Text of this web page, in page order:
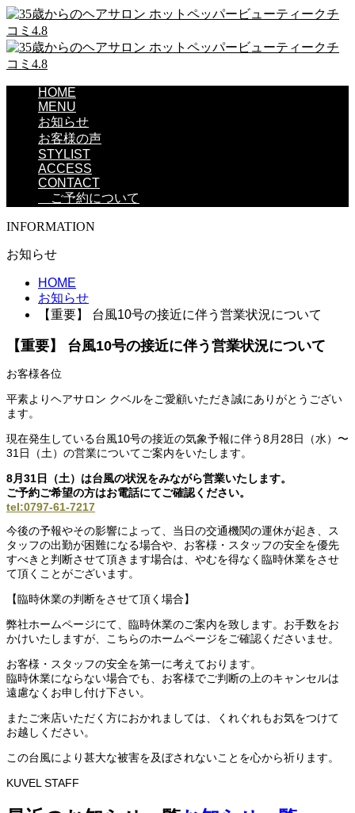
HOME
MENU
お知らせ
お客様の声
STYLIST
ACCESS
CONTACT
ご予約について
INFORMATION
お知らせ
HOME
お知らせ
【重要】 台風10号の接近に伴う営業状況について
【重要】 台風10号の接近に伴う営業状況について
お客様各位
平素よりヘアサロン クベルをご愛顧いただき誠にありがとうござい
ます。
現在発生している台風10号の接近の気象予報に伴う8月28日（水）〜
31日（土）の営業についてご案内をいたします。
8月31日（土）は台風の状況をみながら営業いたします。
ご予約ご希望の方はお電話にてご確認ください。
tel:0797-61-7217
今後の予報やその影響によって、当日の交通機関の運休が起き、ス
タッフの出勤が困難になる場合や、お客様・スタッフの安全を優先
すべきと判断させて頂きます場合は、やむを得なく臨時休業をさせ
て頂くことがございます。
【臨時休業の判断をさせて頂く場合】
弊社ホームページにて、臨時休業のご案内を致します。お手数をお
かけいたしますが、こちらのホームページをご確認くださいませ。
お客様・スタッフの安全を第一に考えております。
臨時休業にならない場合でも、お客様でご判断の上のキャンセルは
遠慮なくお申し付け下さい。
またご来店いただく方におかれましては、くれぐれもお気をつけて
お越しください。
この台風により甚大な被害を及ぼされないことを心から祈ります。
KUVEL STAFF